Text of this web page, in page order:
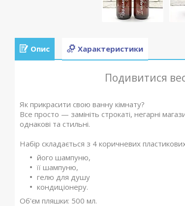
Опис Характеристики
Подивитися
Як прикрасити свою ванну кімнату?
Все просто — замініть строкаті, негарні
однакові та стильні.
Набір складається з 4 коричневих
його шампуню,
її шампуню,
гелю для душу
кондиціонеру.
Об'єм пляшки: 500 мл.